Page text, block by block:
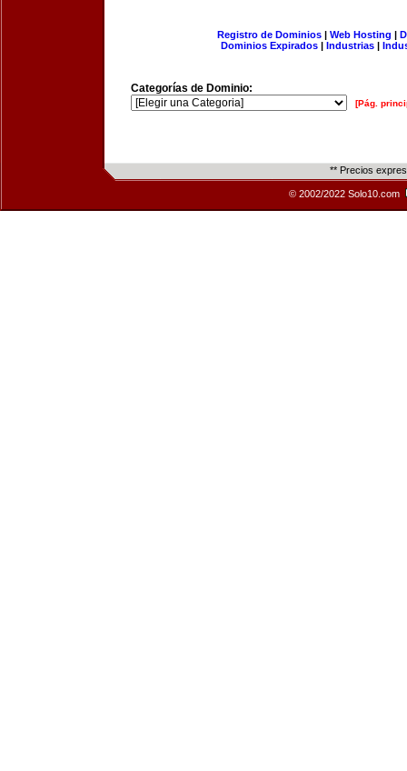
Registro de Dominios| Web Hosting |
Dominios Expirados | Industrias |
Categorías de Dominio:
[Pág.
** Precios
© 2002/2022 Solo10.com